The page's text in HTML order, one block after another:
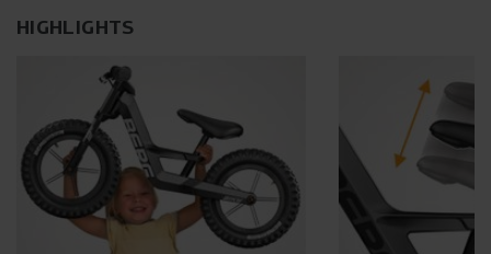
HIGHLIGHTS